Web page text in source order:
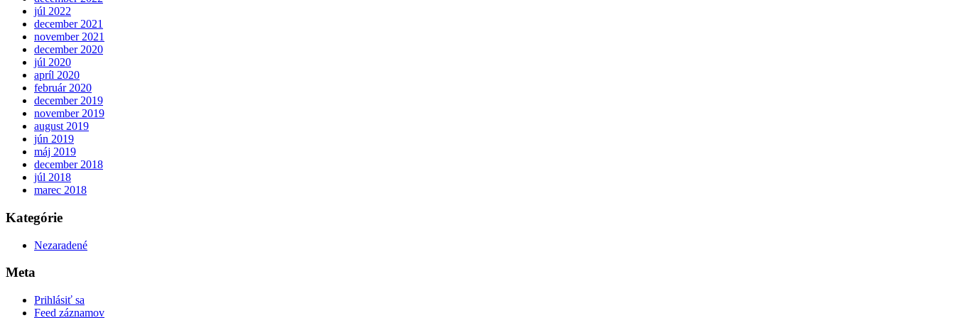
júl 2022
december 2021
november 2021
december 2020
júl 2020
apríl 2020
február 2020
december 2019
november 2019
august 2019
jún 2019
máj 2019
december 2018
júl 2018
marec 2018
Kategórie
Nezaradené
Meta
Prihlásiť sa
Feed záznamov